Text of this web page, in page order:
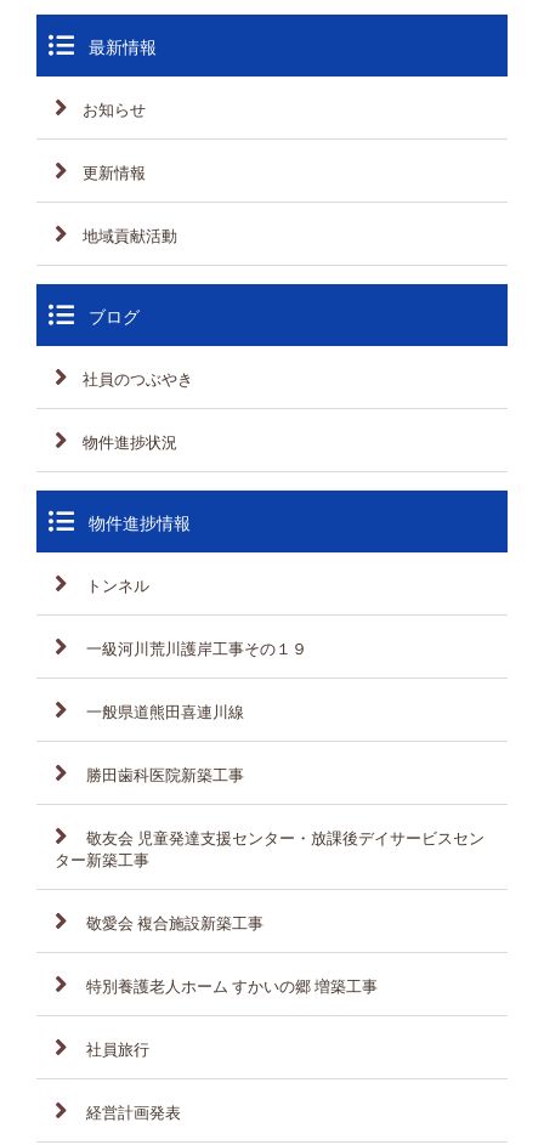
最新情報
お知らせ
更新情報
地域貢献活動
ブログ
社員のつぶやき
物件進捗状況
物件進捗情報
トンネル
一級河川荒川護岸工事その１９
一般県道熊田喜連川線
勝田歯科医院新築工事
敬友会 児童発達支援センター・放課後デイサービスセン
ター新築工事
敬愛会 複合施設新築工事
特別養護老人ホーム すかいの郷 増築工事
社員旅行
経営計画発表